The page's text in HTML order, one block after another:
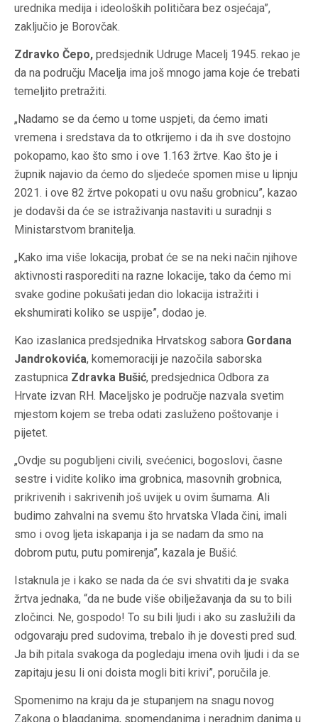
urednika medija i ideoloških političara bez osjećaja”,
zaključio je Borovčak.
Zdravko Čepo, predsjednik Udruge Macelj 1945. rekao je
da na području Macelja ima još mnogo jama koje će trebati
temeljito pretražiti.
„Nadamo se da ćemo u tome uspjeti, da ćemo imati
vremena i sredstava da to otkrijemo i da ih sve dostojno
pokopamo, kao što smo i ove 1.163 žrtve. Kao što je i
župnik najavio da ćemo do sljedeće spomen mise u lipnju
2021. i ove 82 žrtve pokopati u ovu našu grobnicu”, kazao
je dodavši da će se istraživanja nastaviti u suradnji s
Ministarstvom branitelja.
„Kako ima više lokacija, probat će se na neki način njihove
aktivnosti rasporediti na razne lokacije, tako da ćemo mi
svake godine pokušati jedan dio lokacija istražiti i
ekshumirati koliko se uspije”, dodao je.
Kao izaslanica predsjednika Hrvatskog sabora Gordana
Jandrokovića, komemoraciji je nazočila saborska
zastupnica Zdravka Bušić, predsjednica Odbora za
Hrvate izvan RH. Maceljsko je područje nazvala svetim
mjestom kojem se treba odati zasluženo poštovanje i
pijetet.
„Ovdje su pogubljeni civili, svećenici, bogoslovi, časne
sestre i vidite koliko ima grobnica, masovnih grobnica,
prikrivenih i sakrivenih još uvijek u ovim šumama. Ali
budimo zahvalni na svemu što hrvatska Vlada čini, imali
smo i ovog ljeta iskapanja i ja se nadam da smo na
dobrom putu, putu pomirenja”, kazala je Bušić.
Istaknula je i kako se nada da će svi shvatiti da je svaka
žrtva jednaka, “da ne bude više obilježavanja da su to bili
zločinci. Ne, gospodo! To su bili ljudi i ako su zaslužili da
odgovaraju pred sudovima, trebalo ih je dovesti pred sud.
Ja bih pitala svakoga da pogledaju imena ovih ljudi i da se
zapitaju jesu li oni doista mogli biti krivi”, poručila je.
Spomenimo na kraju da je stupanjem na snagu novog
Zakona o blagdanima, spomendanima i neradnim danima u